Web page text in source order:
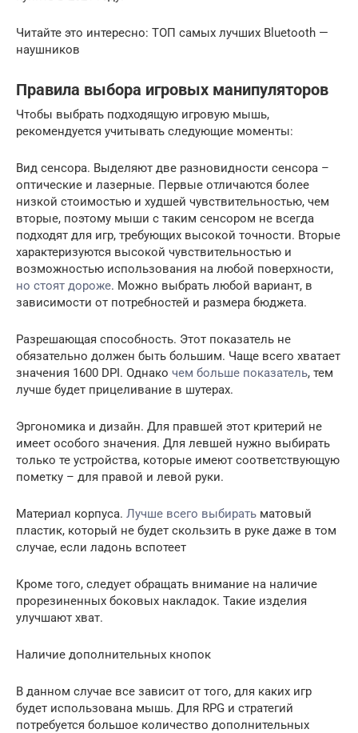
Читайте это интересно: ТОП самых лучших Bluetooth —
наушников
Правила выбора игровых манипуляторов
Чтобы выбрать подходящую игровую мышь,
рекомендуется учитывать следующие моменты:
Вид сенсора. Выделяют две разновидности сенсора –
оптические и лазерные. Первые отличаются более
низкой стоимостью и худшей чувствительностью, чем
вторые, поэтому мыши с таким сенсором не всегда
подходят для игр, требующих высокой точности. Вторые
характеризуются высокой чувствительностью и
возможностью использования на любой поверхности,
но стоят дороже. Можно выбрать любой вариант, в
зависимости от потребностей и размера бюджета.
Разрешающая способность. Этот показатель не
обязательно должен быть большим. Чаще всего хватает
значения 1600 DPI. Однако чем больше показатель, тем
лучше будет прицеливание в шутерах.
Эргономика и дизайн. Для правшей этот критерий не
имеет особого значения. Для левшей нужно выбирать
только те устройства, которые имеют соответствующую
пометку – для правой и левой руки.
Материал корпуса. Лучше всего выбирать матовый
пластик, который не будет скользить в руке даже в том
случае, если ладонь вспотеет
Кроме того, следует обращать внимание на наличие
прорезиненных боковых накладок. Такие изделия
улучшают хват.
Наличие дополнительных кнопок
В данном случае все зависит от того, для каких игр
будет использована мышь. Для RPG и стратегий
потребуется большое количество дополнительных